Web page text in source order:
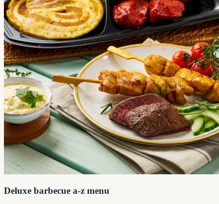
Deluxe barbecue a-z menu